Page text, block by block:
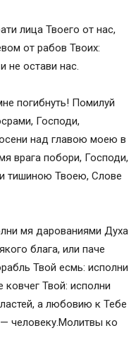
Христу
Иисусу
Христу
за
беременности
Иисусу Христу
детях
Христу
Христу
ссоры
лица Твоего от нас,
от рабов Твоих:
не остави нас.
погибнуть! Помилуй
Господи,
над главою моею в
врага побори, Господи,
тишиною Твоею, Слове
мя дарованиями Духа
блага, или паче
Твой есмь: исполни
Твой: исполни
а любовию к Тебе
человеку.Молитвы ко